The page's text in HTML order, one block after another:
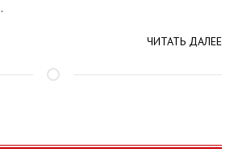
ЧИТАТЬ ДАЛЕЕ